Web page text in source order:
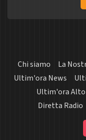
Chi siamo La
Ultim'ora News
Ultim'ora
Diretta Radio